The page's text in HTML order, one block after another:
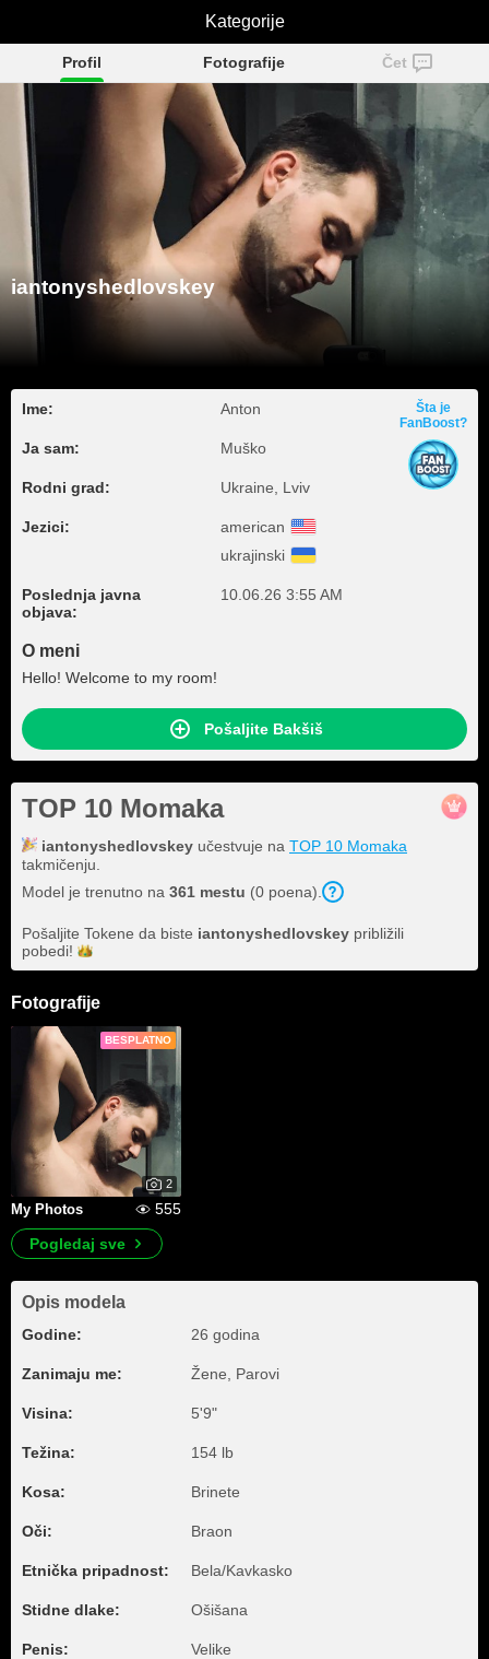
iantonyshedlovskey
Profil Fotografije Čet
iantonyshedlovskey
Ime: Anton
Ja sam: Muško
Rodni grad: Ukraine, Lviv
Jezici:
american
ukrajinski
Poslednja javna
objava:
10.06.26 3:55 AM
Šta je
FanBoost?
O meni
Hello! Welcome to my room!
Pošaljite Bakšiš
TOP 10 Momaka
iantonyshedlovskey učestvuje na TOP 10 Momaka
takmičenju.
Model je trenutno na 361 mestu (0 poena).
Pošaljite Tokene da biste iantonyshedlovskey približili
pobedi!
Fotografije
BESPLATNO
2
My Photos
555
Pogledaj sve
Opis modela
Godine: 26 godina
Zanimaju me: Žene, Parovi
Visina: 5'9"
Težina: 154 lb
Kosa: Brinete
Oči: Braon
Etnička pripadnost: Bela/Kavkasko
Stidne dlake: Ošišana
Penis: Velike
Kategorije